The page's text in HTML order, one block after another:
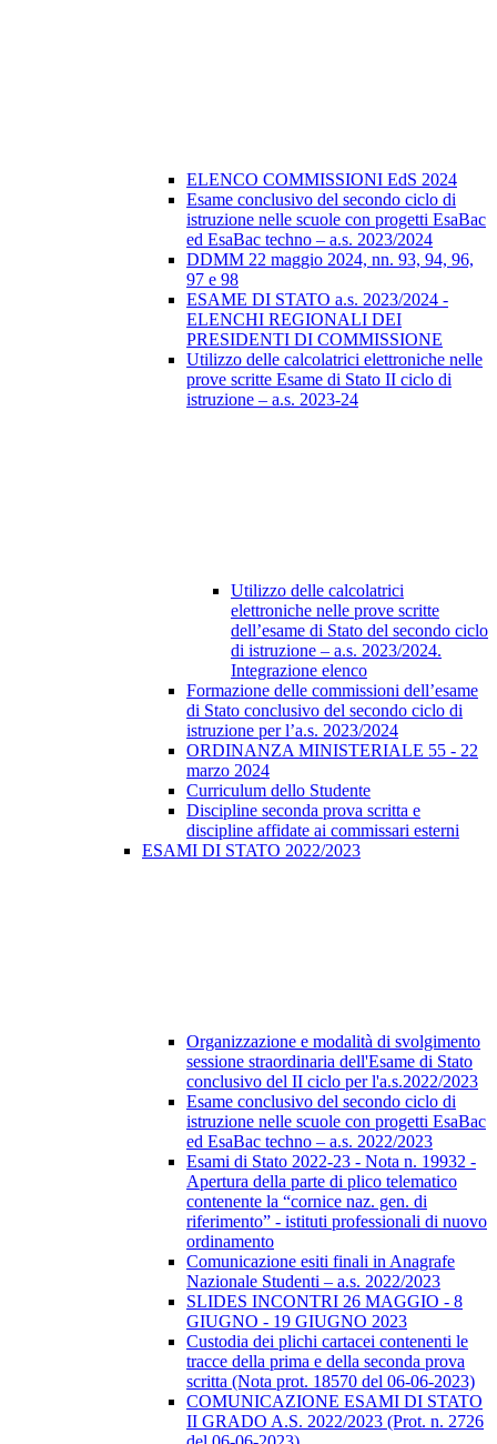
ELENCO COMMISSIONI EdS 2024
Esame conclusivo del secondo ciclo di
istruzione nelle scuole con progetti EsaBac
ed EsaBac techno – a.s. 2023/2024
DDMM 22 maggio 2024, nn. 93, 94, 96,
97 e 98
ESAME DI STATO a.s. 2023/2024 -
ELENCHI REGIONALI DEI
PRESIDENTI DI COMMISSIONE
Utilizzo delle calcolatrici elettroniche nelle
prove scritte Esame di Stato II ciclo di
istruzione – a.s. 2023-24
Utilizzo delle calcolatrici
elettroniche nelle prove scritte
dell’esame di Stato del secondo ciclo
di istruzione – a.s. 2023/2024.
Integrazione elenco
Formazione delle commissioni dell’esame
di Stato conclusivo del secondo ciclo di
istruzione per l’a.s. 2023/2024
ORDINANZA MINISTERIALE 55 - 22
marzo 2024
Curriculum dello Studente
Discipline seconda prova scritta e
discipline affidate ai commissari esterni
ESAMI DI STATO 2022/2023
Organizzazione e modalità di svolgimento
sessione straordinaria dell'Esame di Stato
conclusivo del II ciclo per l'a.s.2022/2023
Esame conclusivo del secondo ciclo di
istruzione nelle scuole con progetti EsaBac
ed EsaBac techno – a.s. 2022/2023
Esami di Stato 2022-23 - Nota n. 19932 -
Apertura della parte di plico telematico
contenente la “cornice naz. gen. di
riferimento” - istituti professionali di nuovo
ordinamento
Comunicazione esiti finali in Anagrafe
Nazionale Studenti – a.s. 2022/2023
SLIDES INCONTRI 26 MAGGIO - 8
GIUGNO - 19 GIUGNO 2023
Custodia dei plichi cartacei contenenti le
tracce della prima e della seconda prova
scritta (Nota prot. 18570 del 06-06-2023)
COMUNICAZIONE ESAMI DI STATO
II GRADO A.S. 2022/2023 (Prot. n. 2726